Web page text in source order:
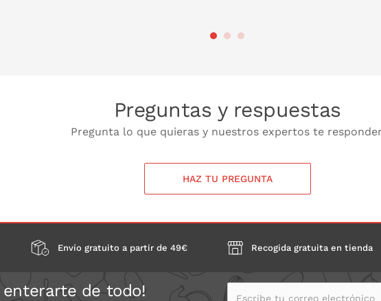
Preguntas y respuestas
Pregunta lo que quieras y nuestros expertos te
HAZ TU PREGUNTA
Envío gratuito a partir de 49€ Recogida gratuita en tienda
enterarte de todo! Escribe tu correo electrónico